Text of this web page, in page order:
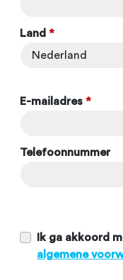
Land *
E-mailadres *
Telefoonnummer
Ik ga akkoord
algemene